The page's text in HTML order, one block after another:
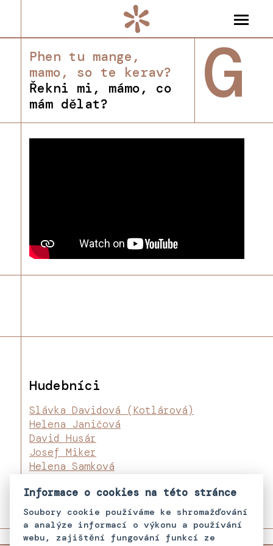
Phen tu mange,
mamo, so te kerav?
Řekni mi, mámo, co
mám dělat?
G
Hudebníci
Slávka Davidová (Kotlárová)
Helena Janičová
David Husár
Josef Miker
Helena Samková
Informace o cookies na této stránce
Soubory cookie používáme ke shromažďování
a analýze informací o výkonu a používání
webu, zajištění fungování funkcí ze